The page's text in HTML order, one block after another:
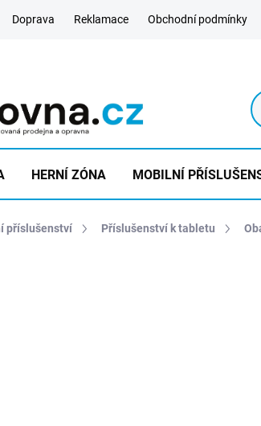
Doprava Reklamace Obchodní podmínky
HERNÍ ZÓNA MOBILNÍ
příslušenství Příslušenství k tabletu